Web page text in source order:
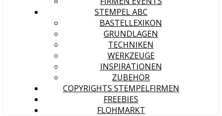
STEMPEL ABC
BASTELLEXIKON
GRUNDLAGEN
TECHNIKEN
WERKZEUGE
INSPIRATIONEN
ZUBEHÖR
COPYRIGHTS STEMPELFIRMEN
FREEBIES
FLOHMARKT